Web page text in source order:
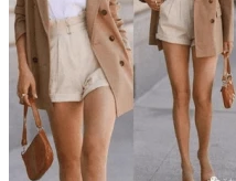
Bí quyết phối đồ chân váy
21/07/2026